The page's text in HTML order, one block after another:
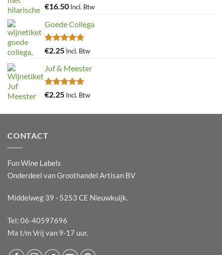
Gewaardeerd
€16.50 Incl. Btw
Goede Collega
Gewaardeerd
€2.25 Incl. Btw
Juf & Meester
Gewaardeerd
€2.25 Incl. Btw
CONTACT
Fun Wine Labels
Onderdeel van Groothandel Artisan BV
Middelweg 39 - 5253 CE Nieuwkuijk.
Tel: 06-40597696
Ma t/m Vrij van 9-17 uur.